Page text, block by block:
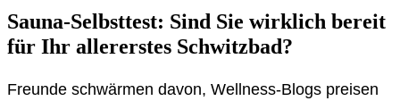
Sauna-Selbsttest: Sind Sie wirklich bereit
für Ihr allererstes Schwitzbad?
Freunde schwärmen davon, Wellness-Blogs preisen